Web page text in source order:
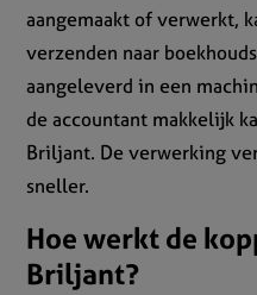
aangemaakt of verwerkt,
verzenden naar
aangeleverd in een
de accountant makkelijk
Briljant. De verwerking
sneller.
Hoe werkt de
Briljant?